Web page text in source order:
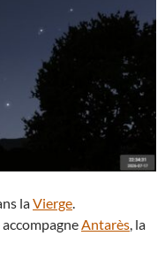
laVierge.
Antarès, la